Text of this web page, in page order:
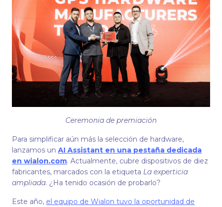
Ceremonia de premiación
Para simplificar aún más la selección de hardware,
lanzamos un AI Assistant en una pestaña dedicada
en wialon.com. Actualmente, cubre dispositivos de diez
fabricantes, marcados con la etiqueta La experticia
ampliada. ¿Ha tenido ocasión de probarlo?
Este año, el equipo de Wialon tuvo la oportunidad de